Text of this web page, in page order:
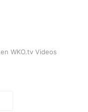
WKO.tv Videos